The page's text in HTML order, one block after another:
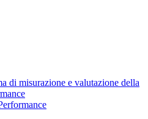
di misurazione e valutazione della